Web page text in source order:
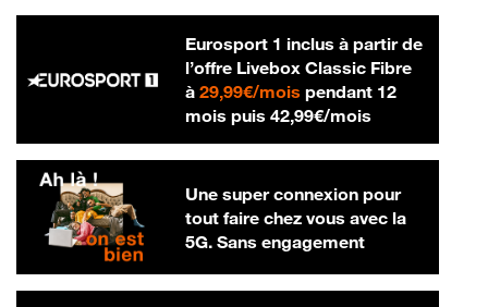
Eurosport 1 inclus à partir de
l’offre Livebox Classic Fibre
à 29,99€/mois29,99 € par mois
pendant 12
mois puis 42,99€/mois42,99 € par
Une super connexion pour
tout faire chez vous avec la
5G. Sans engagement